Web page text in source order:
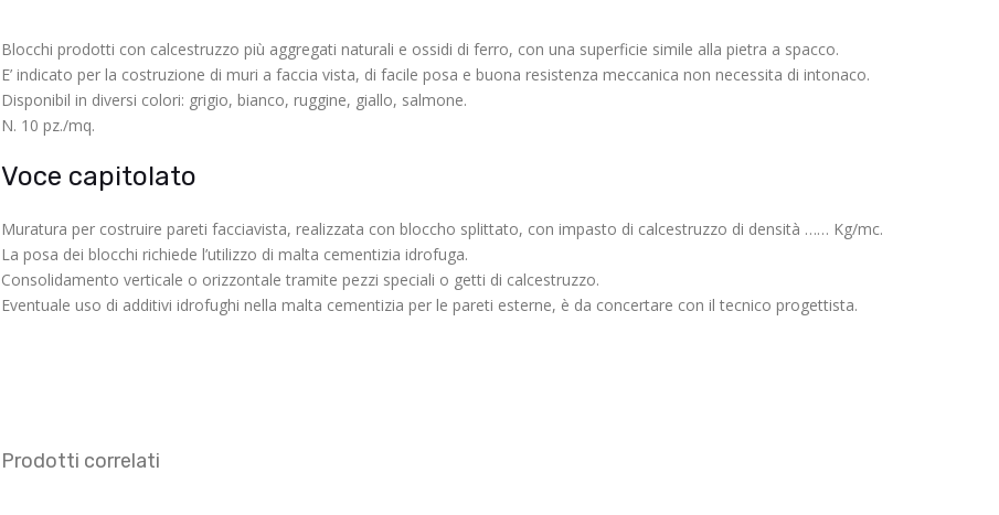
Blocchi prodotti con calcestruzzo più aggregati naturali e ossidi di ferro, con una superficie simile alla pietra a spacco.
E’ indicato per la costruzione di muri a faccia vista, di facile posa e buona resistenza meccanica non necessita di intonaco.
Disponibil in diversi colori: grigio, bianco, ruggine, giallo, salmone.
N. 10 pz./mq.
Voce capitolato
Muratura per costruire pareti facciavista, realizzata con bloccho splittato, con impasto di calcestruzzo di densità …… Kg/mc.
La posa dei blocchi richiede l’utilizzo di malta cementizia idrofuga.
Consolidamento verticale o orizzontale tramite pezzi speciali o getti di calcestruzzo.
Eventuale uso di additivi idrofughi nella malta cementizia per le pareti esterne, è da concertare con il tecnico progettista.
Prodotti correlati